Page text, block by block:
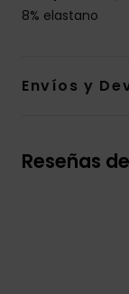
8% elastano
Envíos y
Reseñas